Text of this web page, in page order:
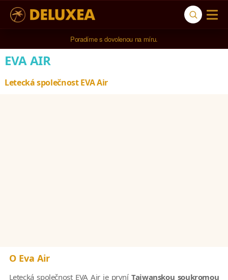
Poradíme s dovolenou na míru.
5* cestovní kancelář na luxusní dovolenou od 100.000 Kč.
EVA AIR
Letecká společnost EVA Air
O Eva Air
Letecká společnost EVA Air je první Taiwanskou soukromou